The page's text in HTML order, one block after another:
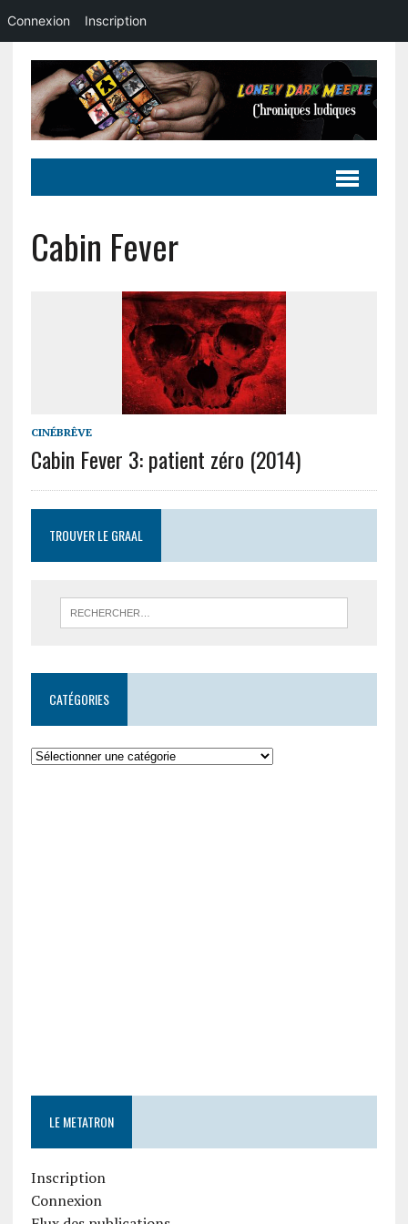
Cabin Fever
CINÉBRÊVE
Cabin Fever 3: patient zéro (2014)
TROUVER LE GRAAL
CATÉGORIES
LE METATRON
Inscription
Connexion
Connexion Inscription